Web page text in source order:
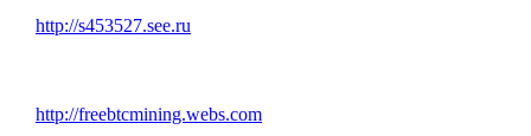
http://s453527.see.ru
http://freebtcmining.webs.com